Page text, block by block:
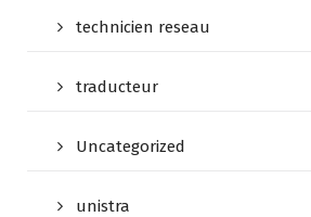
technicien reseau
traducteur
Uncategorized
unistra